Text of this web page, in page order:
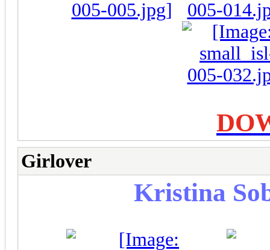
Girlover
Kristina